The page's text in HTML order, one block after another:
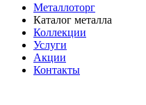
Металлоторг
Каталог металла
Коллекции
Услуги
Акции
Контакты